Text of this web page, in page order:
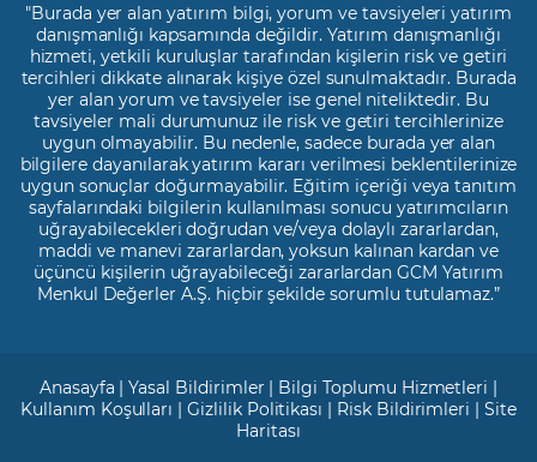
"Burada yer alan yatırım bilgi, yorum ve tavsiyeleri yatırım
danışmanlığı kapsamında değildir. Yatırım danışmanlığı
hizmeti, yetkili kuruluşlar tarafından kişilerin risk ve getiri
tercihleri dikkate alınarak kişiye özel sunulmaktadır. Burada
yer alan yorum ve tavsiyeler ise genel niteliktedir. Bu
tavsiyeler mali durumunuz ile risk ve getiri tercihlerinize
uygun olmayabilir. Bu nedenle, sadece burada yer alan
bilgilere dayanılarak yatırım kararı verilmesi beklentilerinize
uygun sonuçlar doğurmayabilir. Eğitim içeriği veya tanıtım
sayfalarındaki bilgilerin kullanılması sonucu yatırımcıların
uğrayabilecekleri doğrudan ve/veya dolaylı zararlardan,
maddi ve manevi zararlardan, yoksun kalınan kardan ve
üçüncü kişilerin uğrayabileceği zararlardan GCM Yatırım
Menkul Değerler A.Ş. hiçbir şekilde sorumlu tutulamaz.”
Anasayfa |Yasal Bildirimler | Bilgi Toplumu Hizmetleri |
Kullanım Koşulları |Gizlilik Politikası | Risk Bildirimleri |Site
Haritası